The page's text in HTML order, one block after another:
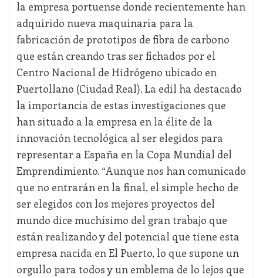
la empresa portuense donde recientemente han
adquirido nueva maquinaria para la
fabricación de prototipos de fibra de carbono
que están creando tras ser fichados por el
Centro Nacional de Hidrógeno ubicado en
Puertollano (Ciudad Real). La edil ha destacado
la importancia de estas investigaciones que
han situado a la empresa en la élite de la
innovación tecnológica al ser elegidos para
representar a España en la Copa Mundial del
Emprendimiento. “Aunque nos han comunicado
que no entrarán en la final, el simple hecho de
ser elegidos con los mejores proyectos del
mundo dice muchísimo del gran trabajo que
están realizando y del potencial que tiene esta
empresa nacida en El Puerto, lo que supone un
orgullo para todos y un emblema de lo lejos que